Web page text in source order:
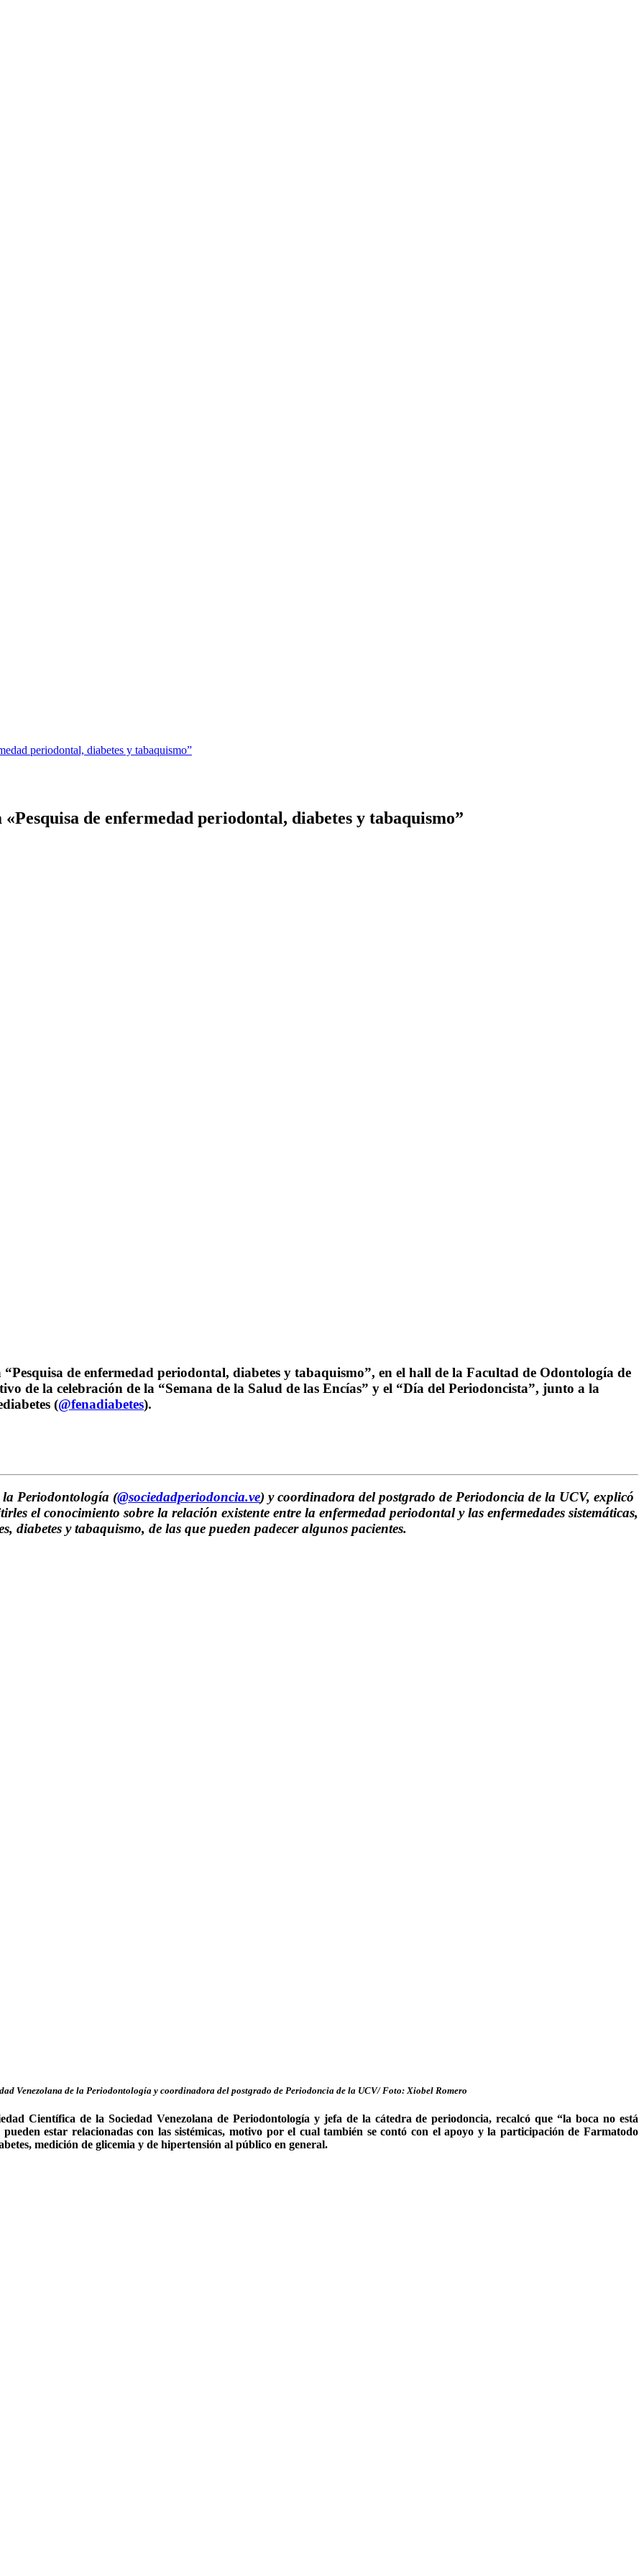
periodontal, diabetes y tabaquismo”
de enfermedad periodontal, diabetes y tabaquismo”
de enfermedad periodontal, diabetes y tabaquismo”, en el hall de la Facultad de Odontología de
de la celebración de la “Semana de la Salud de las Encías” y el “Día del Periodoncista”, junto a la
(@fenadiabetes).
la Periodontología (@sociedadperiodoncia.ve) y coordinadora del postgrado de Periodoncia de la UCV, explicó
el conocimiento sobre la relación existente entre la enfermedad periodontal y las enfermedades sistemáticas,
diabetes y tabaquismo, de las que pueden padecer algunos pacientes.
Venezolana de la Periodontología y coordinadora del postgrado de Periodoncia de la UCV/ Foto: Xiobel Romero
Científica de la Sociedad Venezolana de Periodontología y jefa de la cátedra de periodoncia, recalcó que “la boca no está
estar relacionadas con las sistémicas, motivo por el cual también se contó con el apoyo y la participación de Farmatodo
medición de glicemia y de hipertensión al público en general.